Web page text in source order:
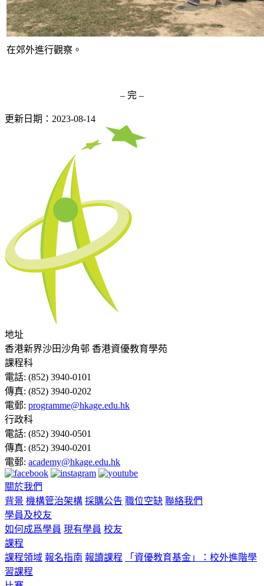
在郊外進行觀察。
– 完 –
更新日期：2023-08-14
地址
香港新界沙田沙角邨 香港資優教育學苑
課程科
電話: (852) 3940-0101
傳真: (852) 3940-0202
電郵: programme@hkage.edu.hk
行政科
電話: (852) 3940-0501
傳真: (852) 3940-0201
電郵: academy@hkage.edu.hk
關於我們
背景 機構管治架構 採購公告 職位空缺 聯絡我們
學員及校友
如何成爲學員 現有學員 校友
課程
課程領域 報名指南 報讀課程
「資優教育基金」：校外進階學
習課程